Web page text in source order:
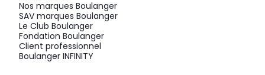
Nos marques Boulanger
SAV marques Boulanger
Le Club Boulanger
Fondation Boulanger
Client professionnel
Boulanger INFINITY